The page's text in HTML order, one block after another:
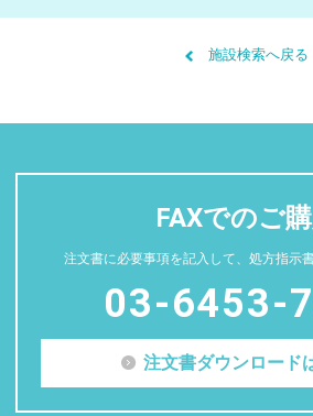
施設検索へ戻る
FAXでのご
注文書に必要事項を記入して、処方指示
03-6453-
注文書ダウンロード